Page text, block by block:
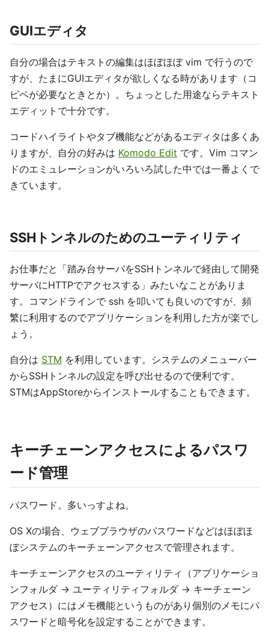
GUIエディタ
自分の場合はテキストの編集はほぼほぼ vim で行うので
すが、たまにGUIエディタが欲しくなる時があります（コ
ピペが必要なときとか）。ちょっとした用途ならテキスト
エディットで十分です。
コードハイライトやタブ機能などがあるエディタは多くあ
りますが、自分の好みは Komodo Edit です。Vim コマン
ドのエミュレーションがいろいろ試した中では一番よくで
きています。
SSHトンネルのためのユーティリティ
お仕事だと「踏み台サーバをSSHトンネルで経由して開発
サーバにHTTPでアクセスする」みたいなことがありま
す。コマンドラインで ssh を叩いても良いのですが、頻
繁に利用するのでアプリケーションを利用した方が楽でし
ょう。
自分は STM を利用しています。システムのメニューバー
からSSHトンネルの設定を呼び出せるので便利です。
STMはAppStoreからインストールすることもできます。
キーチェーンアクセスによるパスワ
ード管理
パスワード。多いっすよね。
OS Xの場合、ウェブブラウザのパスワードなどはほぼほ
ぼシステムのキーチェーンアクセスで管理されます。
キーチェーンアクセスのユーティリティ（アプリケーショ
ンフォルダ → ユーティリティフォルダ → キーチェーン
アクセス）にはメモ機能というものがあり個別のメモにパ
スワードと暗号化を設定することができます。